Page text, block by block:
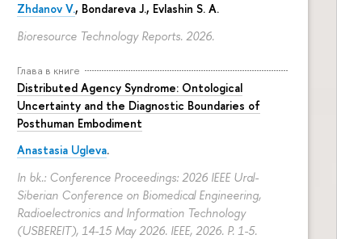
Zhdanov V., Bondareva J., Evlashin S. A.
Bioresource Technology Reports. 2026.
Глава в книге
Distributed Agency Syndrome: Ontological
Uncertainty and the Diagnostic Boundaries of
Posthuman Embodiment
Anastasia Ugleva.
In bk.: Conference Proceedings: 2026 IEEE Ural-
Siberian Conference on Biomedical Engineering,
Radioelectronics and Information Technology
(USBEREIT), 14-15 May 2026. IEEE, 2026. P. 1-5.